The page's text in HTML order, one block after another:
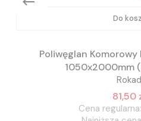
Do
Poliwęglan
1050x2000mm
Rokad
81,50
Cena regularna: